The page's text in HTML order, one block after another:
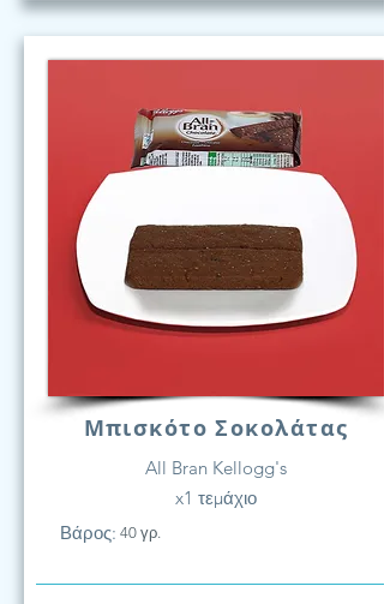
Μπισκότο Σοκολάτας
All Bran Kellogg's
x1 τεμάχιο
Βάρος: 40 γρ.